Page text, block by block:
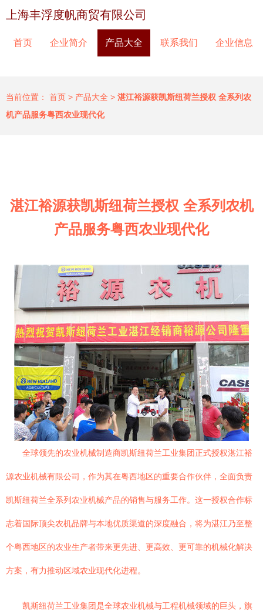
上海丰浮度帆商贸有限公司
首页 企业简介 产品大全 联系我们 企业信息
当前位置： 首页 > 产品大全 > 湛江裕源获凯斯纽荷兰授权 全系列农
机产品服务粤西农业现代化
湛江裕源获凯斯纽荷兰授权 全系列农机
产品服务粤西农业现代化
全球领先的农业机械制造商凯斯纽荷兰工业集团正式授权湛江裕
源农业机械有限公司，作为其在粤西地区的重要合作伙伴，全面负责
凯斯纽荷兰全系列农业机械产品的销售与服务工作。这一授权合作标
志着国际顶尖农机品牌与本地优质渠道的深度融合，将为湛江乃至整
个粤西地区的农业生产者带来更先进、更高效、更可靠的机械化解决
方案，有力推动区域农业现代化进程。
凯斯纽荷兰工业集团是全球农业机械与工程机械领域的巨头，旗